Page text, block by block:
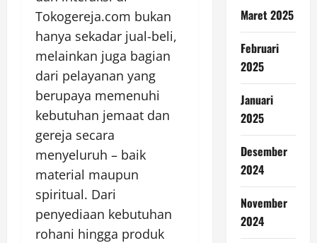
Tokogereja.com bukan
hanya sekadar jual-beli,
melainkan juga bagian
dari pelayanan yang
berupaya memenuhi
kebutuhan jemaat dan
gereja secara
menyeluruh – baik
material maupun
spiritual. Dari
penyediaan kebutuhan
rohani hingga produk
Maret 2025
Februari
2025
Januari
2025
Desember
2024
November
2024